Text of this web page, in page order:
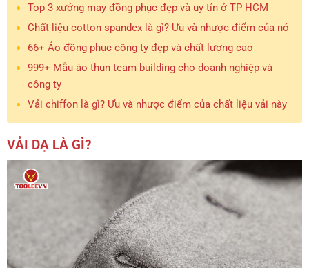
Top 3 xưởng may đồng phục đẹp và uy tín ở TP HCM
Chất liệu cotton spandex là gì? Ưu và nhược điểm của nó
66+ Áo đồng phục công ty đẹp và chất lượng cao
999+ Mẫu áo thun team building cho doanh nghiệp và
công ty
Vải chiffon là gì? Ưu và nhược điểm của chất liệu vải này
VẢI DẠ LÀ GÌ?